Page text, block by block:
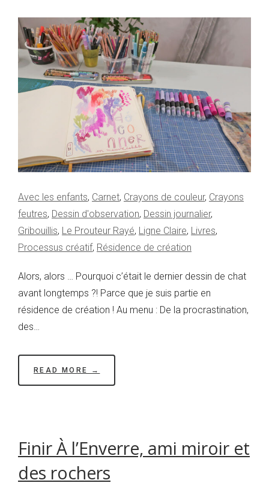
Avec les enfants, Carnet, Crayons de couleur, Crayons
feutres, Dessin d'observation, Dessin journalier,
Gribouillis, Le Prouteur Rayé, Ligne Claire, Livres,
Processus créatif, Résidence de création
Alors, alors … Pourquoi c’était le dernier dessin de chat
avant longtemps ?! Parce que je suis partie en
résidence de création ! Au menu : De la procrastination,
des…
READ MORE →
Finir À l’Enverre, ami miroir et
des rochers